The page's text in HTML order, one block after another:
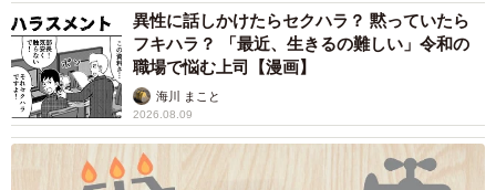
異性に話しかけたらセクハラ？ 黙っていたら
フキハラ？ 「最近、生きるの難しい」令和の
職場で悩む上司【漫画】
海川 まこと
2026.08.09